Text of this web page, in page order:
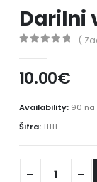
Darilni
(
10.00€
Availability: 90 na
Šifra: 11111